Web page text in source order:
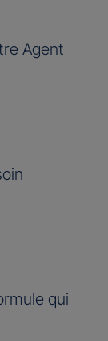
Agent
qui